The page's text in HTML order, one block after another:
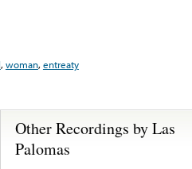
,woman,entreaty
Other Recordings by Las
Palomas